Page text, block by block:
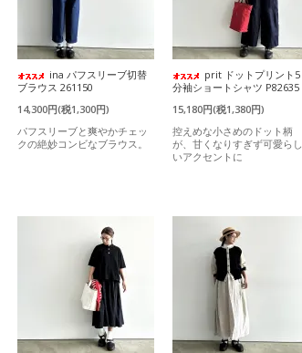
ina パフスリーブ切替
ブラウス 261150
14,300円(税1,300円)
パフスリーブと爽やかチェッ
クの絶妙コンビなブラウス。
prit ドットプリント5
分袖ショートシャツ P82635
15,180円(税1,380円)
控えめな小さめのドット柄
が、甘くなりすぎず可愛らし
いアクセントに